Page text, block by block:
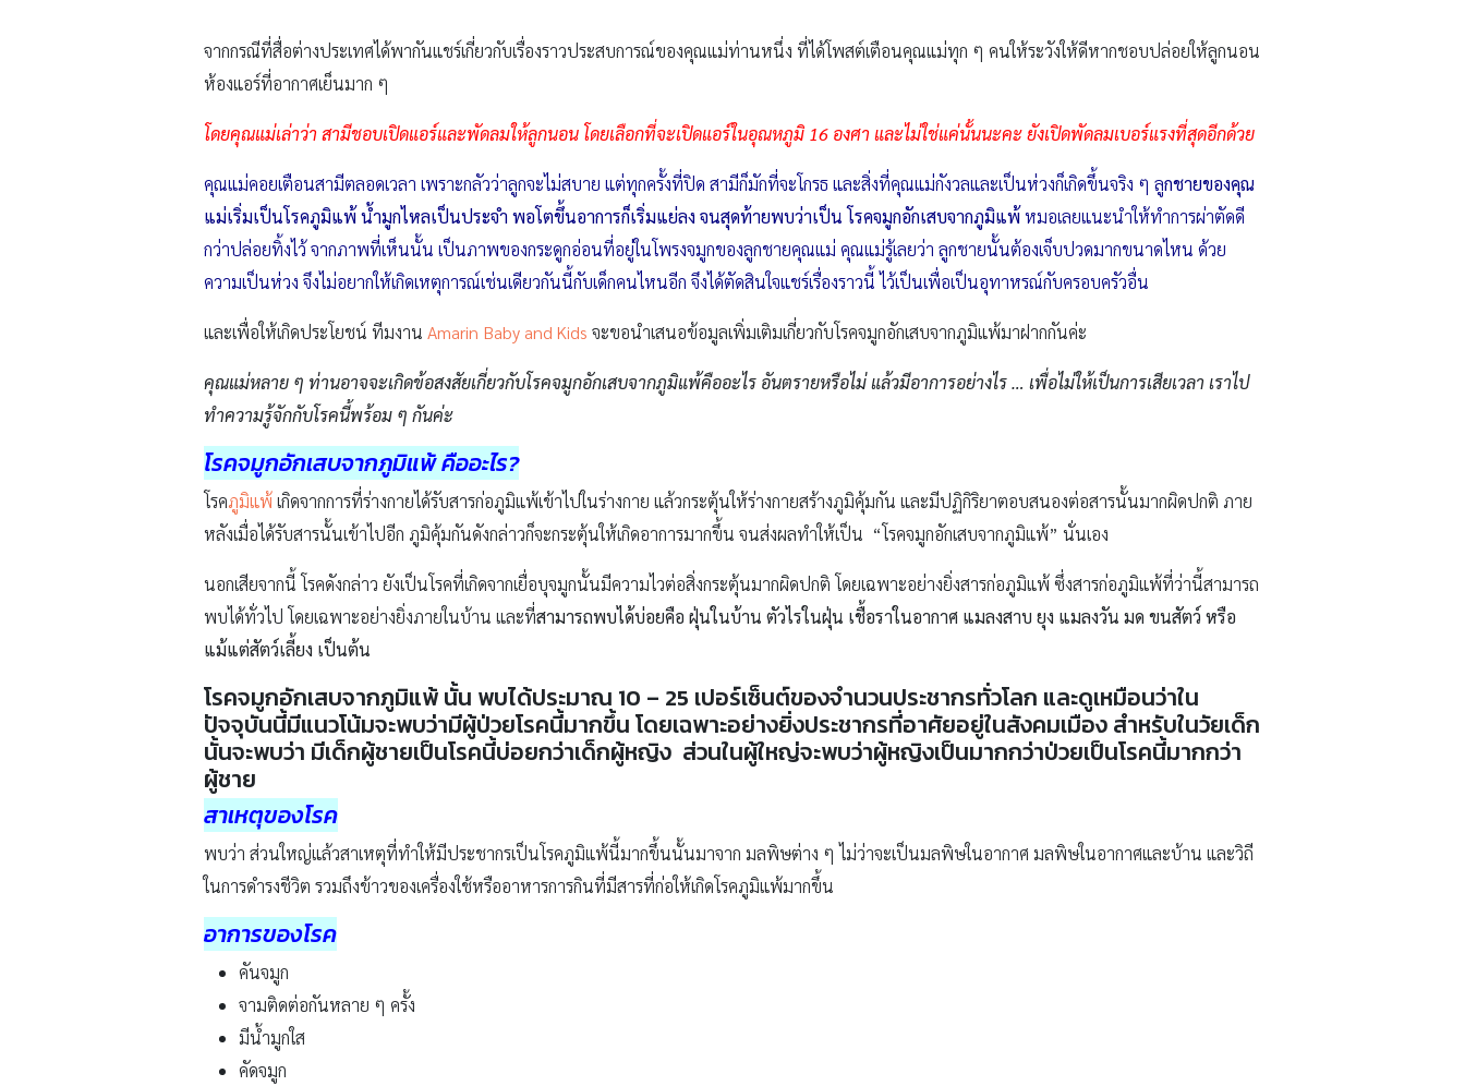
จากกรณีที่สื่อต่างประเทศได้พากันแชร์เกี่ยวกับเรื่องราวประสบการณ์ของคุณแม่ท่านหนึ่ง ที่ได้โพสต์เตือนคุณแม่ทุก ๆ คนให้ระวังให้ดีหากชอบปล่อยให้ลูกนอน
ห้องแอร์ที่อากาศเย็นมาก ๆ
โดยคุณแม่เล่าว่า สามีชอบเปิดแอร์และพัดลมให้ลูกนอน โดยเลือกที่จะเปิดแอร์ในอุณหภูมิ 16 องศา และไม่ใช่แค่นั้นนะคะ ยังเปิดพัดลมเบอร์แรงที่สุดอีกด้วย
คุณแม่คอยเตือนสามีตลอดเวลา เพราะกลัวว่าลูกจะไม่สบาย แต่ทุกครั้งที่ปิด สามีก็มักที่จะโกรธ และสิ่งที่คุณแม่กังวลและเป็นห่วงก็เกิดขึ้นจริง ๆ ลูกชายของคุณ
แม่เริ่มเป็นโรคภูมิแพ้ น้ำมูกไหลเป็นประจำ พอโตขึ้นอาการก็เริ่มแย่ลง จนสุดท้ายพบว่าเป็น โรคจมูกอักเสบจากภูมิแพ้ หมอเลยแนะนำให้ทำการผ่าตัดดี
กว่าปล่อยทิ้งไว้ จากภาพที่เห็นนั้น เป็นภาพของกระดูกอ่อนที่อยู่ในโพรงจมูกของลูกชายคุณแม่ คุณแม่รู้เลยว่า ลูกชายนั้นต้องเจ็บปวดมากขนาดไหน ด้วย
ความเป็นห่วง จึงไม่อยากให้เกิดเหตุการณ์เช่นเดียวกันนี้กับเด็กคนไหนอีก จึงได้ตัดสินใจแชร์เรื่องราวนี้ ไว้เป็นเพื่อเป็นอุทาหรณ์กับครอบครัวอื่น
และเพื่อให้เกิดประโยชน์ ทีมงาน Amarin Baby and Kids จะขอนำเสนอข้อมูลเพิ่มเติมเกี่ยวกับโรคจมูกอักเสบจากภูมิแพ้มาฝากกันค่ะ
คุณแม่หลาย ๆ ท่านอาจจะเกิดข้อสงสัยเกี่ยวกับโรคจมูกอักเสบจากภูมิแพ้คืออะไร อันตรายหรือไม่ แล้วมีอาการอย่างไร … เพื่อไม่ให้เป็นการเสียเวลา เราไป
ทำความรู้จักกับโรคนี้พร้อม ๆ กันค่ะ
โรคจมูกอักเสบจากภูมิแพ้ คืออะไร?
โรคภูมิแพ้เกิดจากการที่ร่างกายได้รับสารก่อภูมิแพ้เข้าไปในร่างกาย แล้วกระตุ้นให้ร่างกายสร้างภูมิคุ้มกัน และมีปฏิกิริยาตอบสนองต่อสารนั้นมากผิดปกติ ภาย
หลังเมื่อได้รับสารนั้นเข้าไปอีก ภูมิคุ้มกันดังกล่าวก็จะกระตุ้นให้เกิดอาการมากขึ้น จนส่งผลทำให้เป็น “โรคจมูกอักเสบจากภูมิแพ้” นั่นเอง
นอกเสียจากนี้ โรคดังกล่าว ยังเป็นโรคที่เกิดจากเยื่อบุจมูกนั้นมีความไวต่อสิ่งกระตุ้นมากผิดปกติ โดยเฉพาะอย่างยิ่งสารก่อภูมิแพ้ ซึ่งสารก่อภูมิแพ้ที่ว่านี้สามารถ
พบได้ทั่วไป โดยเฉพาะอย่างยิ่งภายในบ้าน และที่สามารถพบได้บ่อยคือ ฝุ่นในบ้าน ตัวไรในฝุ่น เชื้อราในอากาศ แมลงสาบ ยุง แมลงวัน มด ขนสัตว์ หรือ
แม้แต่สัตว์เลี้ยง เป็นต้น
โรคจมูกอักเสบจากภูมิแพ้ นั้น พบได้ประมาณ 10 – 25 เปอร์เซ็นต์ของจำนวนประชากรทั่วโลก และดูเหมือนว่าใน
ปัจจุบันนี้มีแนวโน้มจะพบว่ามีผู้ป่วยโรคนี้มากขึ้น โดยเฉพาะอย่างยิ่งประชากรที่อาศัยอยู่ในสังคมเมือง สำหรับในวัยเด็ก
นั้นจะพบว่า มีเด็กผู้ชายเป็นโรคนี้บ่อยกว่าเด็กผู้หญิง ส่วนในผู้ใหญ่จะพบว่าผู้หญิงเป็นมากกว่าป่วยเป็นโรคนี้มากกว่า
ผู้ชาย
สาเหตุของโรค
พบว่า ส่วนใหญ่แล้วสาเหตุที่ทำให้มีประชากรเป็นโรคภูมิแพ้นี้มากขึ้นนั้นมาจาก มลพิษต่าง ๆ ไม่ว่าจะเป็นมลพิษในอากาศ มลพิษในอากาศและบ้าน และวิถี
ในการดำรงชีวิต รวมถึงข้าวของเครื่องใช้หรืออาหารการกินที่มีสารที่ก่อให้เกิดโรคภูมิแพ้มากขึ้น
อาการของโรค
คันจมูก
จามติดต่อกันหลาย ๆ ครั้ง
มีน้ำมูกใส
คัดจมูก